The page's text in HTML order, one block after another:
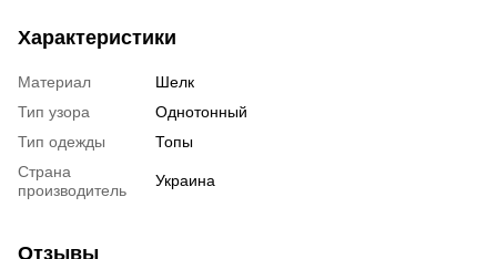
Характеристики
Материал
Шелк
Тип узора
Однотонный
Тип одежды
Топы
Страна
производитель
Украина
Отзывы